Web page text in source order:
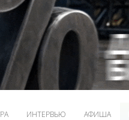
ИНТЕРВЬЮ АФИША